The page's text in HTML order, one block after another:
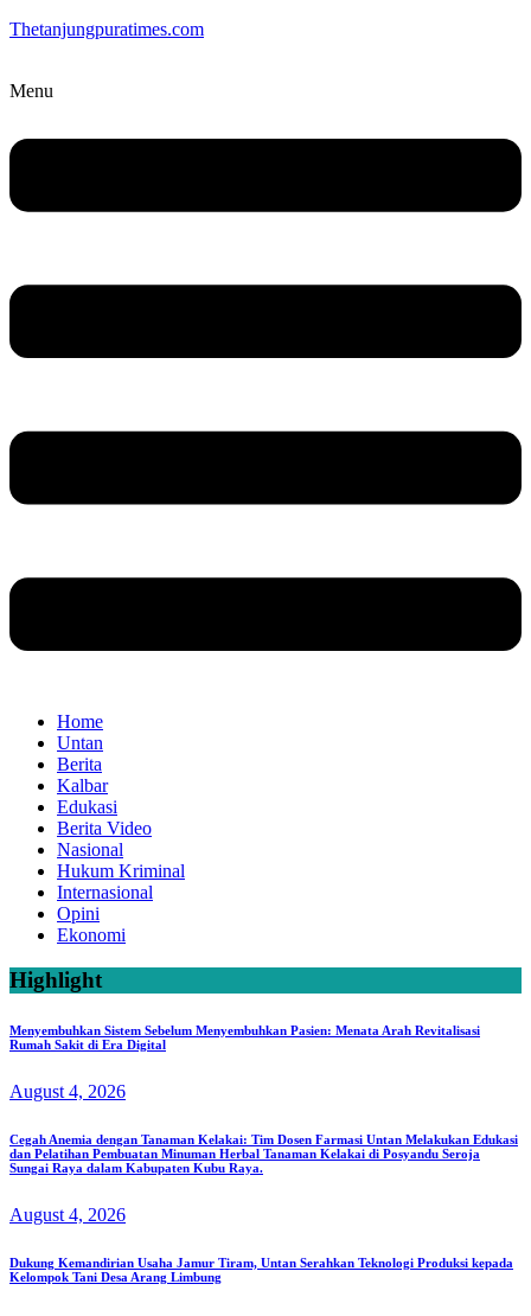
Thetanjungpuratimes.com
Menu
Home
Untan
Berita
Kalbar
Edukasi
Berita Video
Nasional
Hukum Kriminal
Internasional
Opini
Ekonomi
Highlight
Menyembuhkan Sistem Sebelum Menyembuhkan Pasien: Menata Arah Revitalisasi
Rumah Sakit di Era Digital
August 4, 2026
Cegah Anemia dengan Tanaman Kelakai: Tim Dosen Farmasi Untan Melakukan Edukasi
dan Pelatihan Pembuatan Minuman Herbal Tanaman Kelakai di Posyandu Seroja
Sungai Raya dalam Kabupaten Kubu Raya.
August 4, 2026
Dukung Kemandirian Usaha Jamur Tiram, Untan Serahkan Teknologi Produksi kepada
Kelompok Tani Desa Arang Limbung